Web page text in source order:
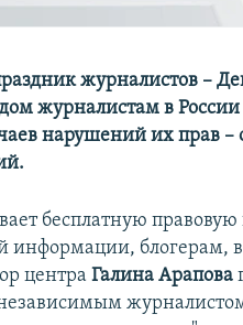
журналистов –
журналистам в России
нарушений их прав –
бесплатную
информации, блогерам,
центраГалина Арапова
независимым